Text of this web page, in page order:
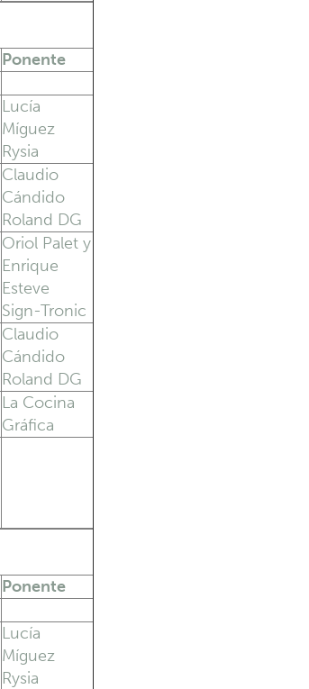
Ponente
Lucía
Míguez
Rysia
Claudio
Cándido
Roland DG
Oriol Palet y
Enrique
Esteve
Sign-Tronic
Claudio
Cándido
Roland DG
La Cocina
Gráfica
Ponente
Lucía
Míguez
Rysia